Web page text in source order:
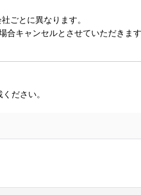
ごとに異なります。
合キャンセルとさせていただきます
ださい。